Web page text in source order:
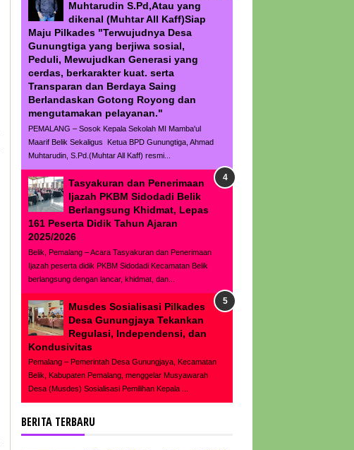
Muhtarudin S.Pd,Atau yang
dikenal (Muhtar All Kaff)Siap
Maju Pilkades "Terwujudnya Desa
Gunungtiga yang berjiwa sosial,
Peduli, Mewujudkan Generasi yang
cerdas, berkarakter kuat. serta
Transparan dan Berdaya Saing
Berlandaskan Gotong Royong dan
mengutamakan pelayanan."
PEMALANG – Sosok Kepala Sekolah MI Mamba'ul
Maarif Belik Sekaligus Ketua BPD Gunungtiga, Ahmad
Muhtarudin, S.Pd.(Muhtar All Kaff) resmi...
Tasyakuran dan Penerimaan
Ijazah PKBM Sidodadi Belik
Berlangsung Khidmat, Lepas
161 Peserta Didik Tahun Ajaran
2025/2026
Belik, Pemalang – Acara Tasyakuran dan Penerimaan
Ijazah peserta didik PKBM Sidodadi Kecamatan Belik
berlangsung dengan lancar, khidmat, dan...
Musdes Sosialisasi Pilkades
Desa Gunungjaya Tekankan
Regulasi, Independensi, dan
Kondusivitas
Pemalang – Pemerintah Desa Gunungjaya, Kecamatan
Belik, Kabupaten Pemalang, menggelar Musyawarah
Desa (Musdes) Sosialisasi Pemilihan Kepala ...
BERITA TERBARU